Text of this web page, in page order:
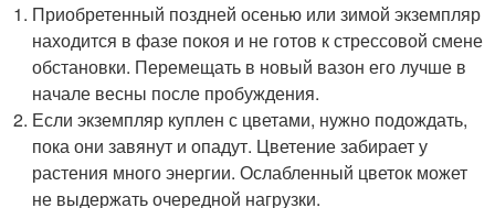
Приобретенный поздней осенью или зимой экземпляр
находится в фазе покоя и не готов к стрессовой смене
обстановки. Перемещать в новый вазон его лучше в
начале весны после пробуждения.
Если экземпляр куплен с цветами, нужно подождать,
пока они завянут и опадут. Цветение забирает у
растения много энергии. Ослабленный цветок может
не выдержать очередной нагрузки.